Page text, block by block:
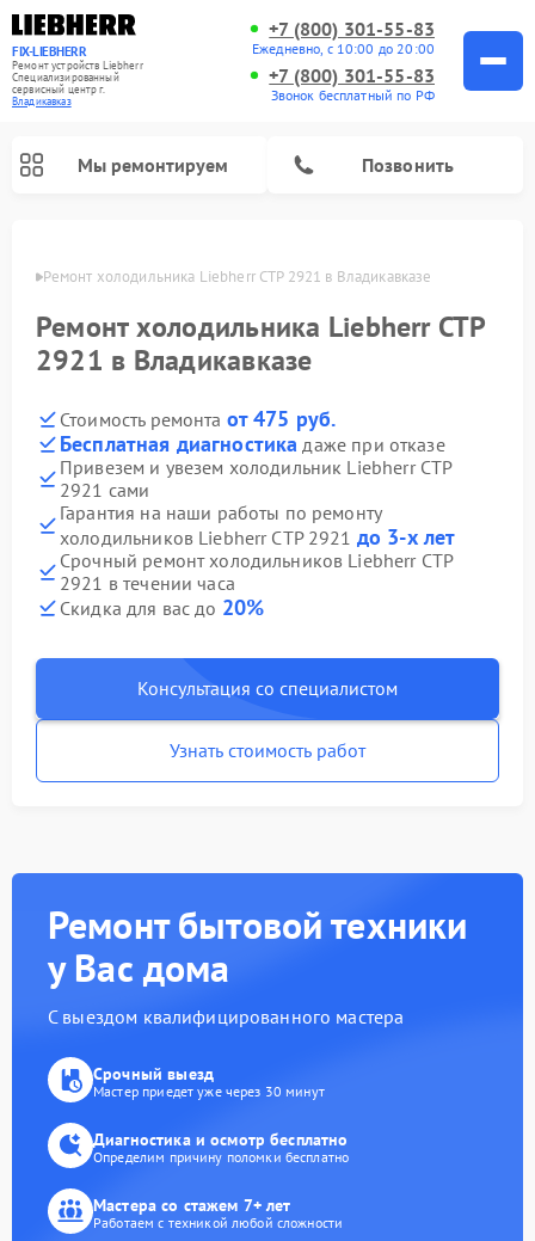
FIX-LIEBHERR
Ремонт устройств Liebherr
Специализированный
cервисный центр г.
Владикавказ
+7 (800) 301-55-83
Ежедневно, с 10:00 до 20:00
+7 (800) 301-55-83
Звонок бесплатный по РФ
Мы ремонтируем Позвонить
Ремонт холодильника Liebherr CTP 2921 в Владикавказе
Ремонт холодильника Liebherr CTP
2921 в Владикавказе
Стоимость ремонта от 475 руб.
Бесплатная диагностика даже при отказе
Привезем и увезем холодильник Liebherr CTP
2921 сами
Гарантия на наши работы по ремонту
холодильников Liebherr CTP 2921 до 3-х лет
Срочный ремонт холодильников Liebherr CTP
2921 в течении часа
Скидка для вас до 20%
Консультация со специалистом
Узнать стоимость работ
Ремонт бытовой техники
у Вас дома
С выездом квалифицированного мастера
Срочный выезд
Мастер приедет уже через 30 минут
Диагностика и осмотр бесплатно
Определим причину поломки бесплатно
Мастера со стажем 7+ лет
Работаем с техникой любой сложности